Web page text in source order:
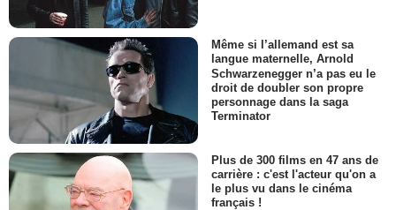
Même si l’allemand est sa
langue maternelle, Arnold
Schwarzenegger n’a pas eu le
droit de doubler son propre
personnage dans la saga
Terminator
Plus de 300 films en 47 ans de
carrière : c'est l'acteur qu'on a
le plus vu dans le cinéma
français !